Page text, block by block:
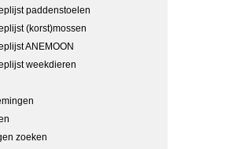
paddenstoelen
(korst)mossen
ANEMOON
weekdieren
zoeken